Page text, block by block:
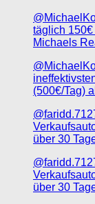
täglich 150€
Michaels
(500€/Tag)
über 30
über 30